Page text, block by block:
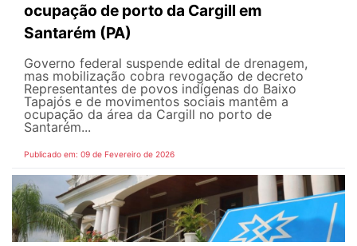
ocupação de porto da Cargill em
Santarém (PA)
Governo federal suspende edital de drenagem,
mas mobilização cobra revogação de decreto
Representantes de povos indígenas do Baixo
Tapajós e de movimentos sociais mantêm a
ocupação da área da Cargill no porto de
Santarém...
Publicado em: 09 de Fevereiro de 2026